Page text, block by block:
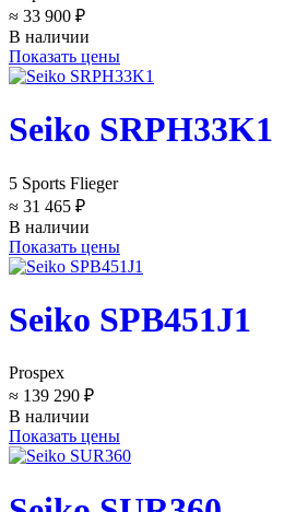
≈ 33 900 ₽
В наличии
Показать цены
Seiko SRPH33K1
5 Sports Flieger
≈ 31 465 ₽
В наличии
Показать цены
Seiko SPB451J1
Prospex
≈ 139 290 ₽
В наличии
Показать цены